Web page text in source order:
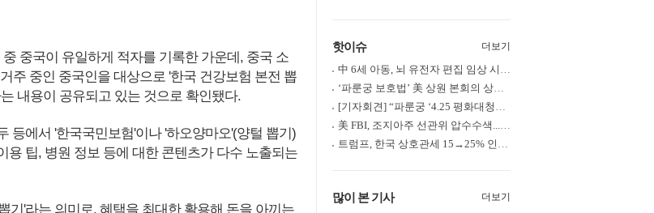
중국이 유일하게 적자를 기록한 가운데, 중국 소
주 중인 중국인을 대상으로 '한국 건강보험 본전 뽑
내용이 공유되고 있는 것으로 확인됐다.
등에서 '한국국민보험'이나 '하오양마오'(양털 뽑기)
용 팁, 병원 정보 등에 대한 콘텐츠가 다수 노출되는
기'라는 의미로, 혜택을 최대한 활용해 돈을 아끼는
핫이슈 더보기
中 6세 아동, 뇌 유전자 편집 임상 시험 중 사망... 의료진 1년간 ....
‘파룬궁 보호법’ 美 상원 본회의 상정... 최종 입법 ‘초읽기’
[기자회견] “파룬궁 ‘4.25 평화대청원’ 기념 & 중공의 션윈 공연 .....
美 FBI, 조지아주 선관위 압수수색... 트럼프 “부정선거 증거 확보....
트럼프, 한국 상호관세 15→25% 인상... “韓 국회 무력합의 미비준”....
많이 본 기사 더보기